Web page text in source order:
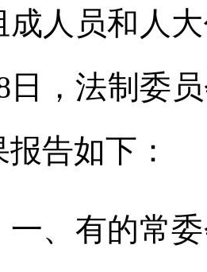
成人员和人
日，法制委
告如下：
有的常委